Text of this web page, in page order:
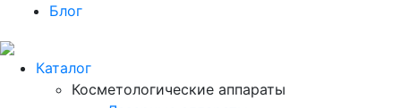
Блог
Каталог
Косметологические аппараты